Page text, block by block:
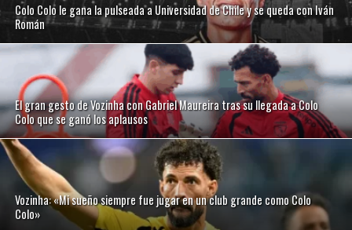
Colo Colo le gana la pulseada a Universidad de Chile y se queda con Iván
Román
El gran gesto de Vozinha con Gabriel Maureira tras su llegada a Colo
Colo que se ganó los aplausos
Vozinha: «Mi sueño siempre fue jugar en un club grande como Colo
Colo»